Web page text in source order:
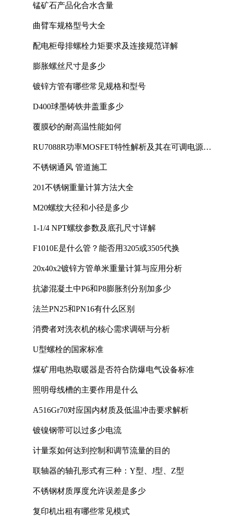
锰矿石产品化合水含量
曲臂车规格型号大全
配电柜母排螺栓力矩要求及连接规范详解
膨胀螺丝尺寸是多少
镀锌方管有哪些常见规格和型号
D400球墨铸铁井盖重多少
覆膜砂的耐高温性能如何
RU7088R功率MOSFET特性解析及其在可调电源设
不锈钢通风 管道施工
201不锈钢重量计算方法大全
M20螺纹大径和小径是多少
1-1/4 NPT螺纹参数及底孔尺寸详解
F1010E是什么管？能否用3205或3505代换
20x40x2镀锌方管单米重量计算与应用分析
抗渗混凝土中P6和P8膨胀剂分别加多少
法兰PN25和PN16有什么区别
消费者对洗衣机的核心需求调研与分析
U型螺栓的国家标准
煤矿用电热取暖器是否符合防爆电气设备标准
照明母线槽的主要作用是什么
A516Gr70对应国内材质及低温冲击要求解析
镀镍钢带可以过多少电流
计量泵如何达到控制和调节流量的目的
联轴器的轴孔形式有三种：Y型、J型、Z型
不锈钢材质厚度允许误差是多少
复印机出租有哪些常见模式